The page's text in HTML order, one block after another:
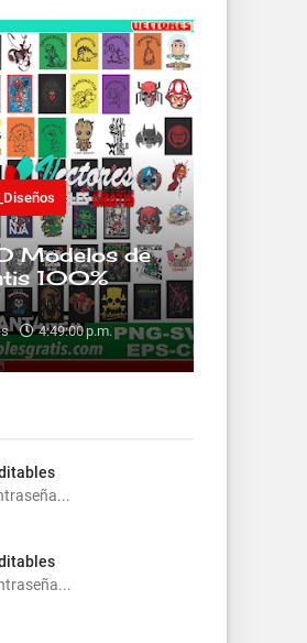
Modelos de
100%
4:49:00 p.m.